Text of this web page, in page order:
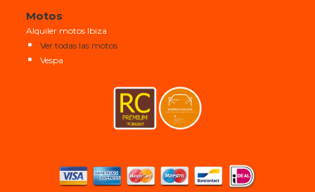
Motos
Alquiler motos Ibiza
Ver todas las motos
Vespa